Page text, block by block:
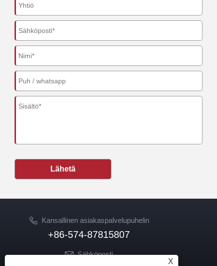
Lähetä
Kansallinen asiakaspalvelupuhelin
+86-574-87815807
Sähköposti
X